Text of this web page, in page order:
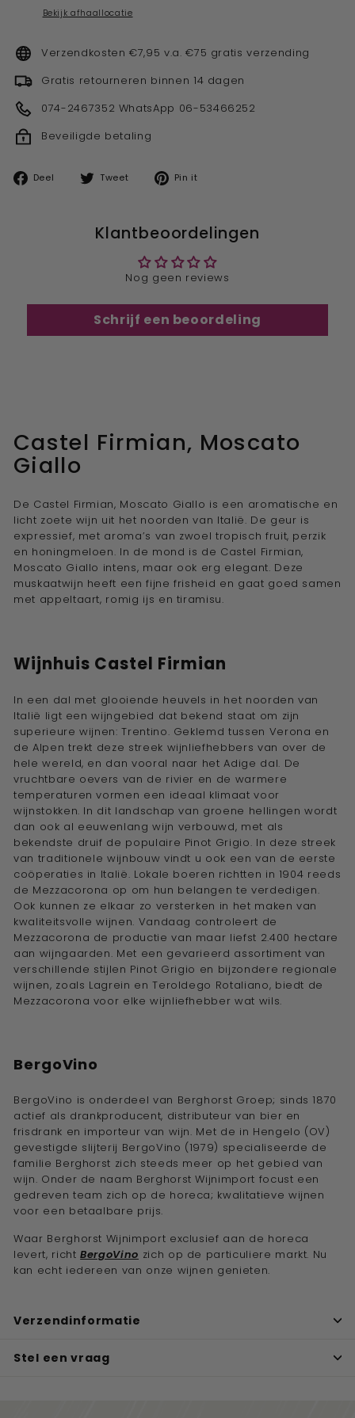
Bekijk afhaallocatie
Verzendkosten €7,95 v.a. €75 gratis verzending
Gratis retourneren binnen 14 dagen
074-2467352 WhatsApp 06-53466252
Beveiligde betaling
Deel
Deel
Tweet
Tweet Pin it
Klantbeoordelingen
Nog geen reviews
Schrijf een beoordeling
Castel Firmian, Moscato
Giallo
De Castel Firmian, Moscato Giallo is een aromatische en
licht zoete wijn uit het noorden van Italië. De geur is
expressief, met aroma’s van zwoel tropisch fruit, perzik
en honingmeloen. In de mond is de Castel Firmian,
Moscato Giallo intens, maar ook erg elegant. Deze
muskaatwijn heeft een fijne frisheid en gaat goed samen
met appeltaart, romig ijs en tiramisu.
Wijnhuis Castel Firmian
In een dal met glooiende heuvels in het noorden van
Italië ligt een wijngebied dat bekend staat om zijn
superieure wijnen: Trentino. Geklemd tussen Verona en
de Alpen trekt deze streek wijnliefhebbers van over de
hele wereld, en dan vooral naar het Adige dal. De
vruchtbare oevers van de rivier en de warmere
temperaturen vormen een ideaal klimaat voor
wijnstokken. In dit landschap van groene hellingen wordt
dan ook al eeuwenlang wijn verbouwd, met als
bekendste druif de populaire Pinot Grigio. In deze streek
van traditionele wijnbouw vindt u ook een van de eerste
coöperaties in Italië. Lokale boeren richtten in 1904 reeds
de Mezzacorona op om hun belangen te verdedigen.
Ook kunnen ze elkaar zo versterken in het maken van
kwaliteitsvolle wijnen. Vandaag controleert de
Mezzacorona de productie van maar liefst 2.400 hectare
aan wijngaarden. Met een gevarieerd assortiment van
verschillende stijlen Pinot Grigio en bijzondere regionale
wijnen, zoals Lagrein en Teroldego Rotaliano, biedt de
Mezzacorona voor elke wijnliefhebber wat wils.
BergoVino
BergoVino is onderdeel van Berghorst Groep; sinds 1870
actief als drankproducent, distributeur van bier en
frisdrank en importeur van wijn. Met de in Hengelo (OV)
gevestigde slijterij BergoVino (1979) specialiseerde de
familie Berghorst zich steeds meer op het gebied van
wijn. Onder de naam Berghorst Wijnimport focust een
gedreven team zich op de horeca; kwalitatieve wijnen
voor een betaalbare prijs.
Waar Berghorst Wijnimport exclusief aan de horeca
levert, richtBergoVino zich op de particuliere markt. Nu
kan echt iedereen van onze wijnen genieten.
Verzendinformatie
Stel een vraag